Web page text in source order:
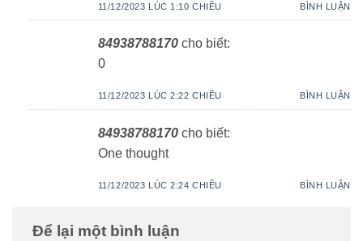
11/12/2023 LÚC 1:10 CHIỀU BÌNH LUẬN
84938788170 cho biết:
0
11/12/2023 LÚC 2:22 CHIỀU BÌNH LUẬN
84938788170 cho biết:
One thought
11/12/2023 LÚC 2:24 CHIỀU BÌNH LUẬN
Để lại một bình luận